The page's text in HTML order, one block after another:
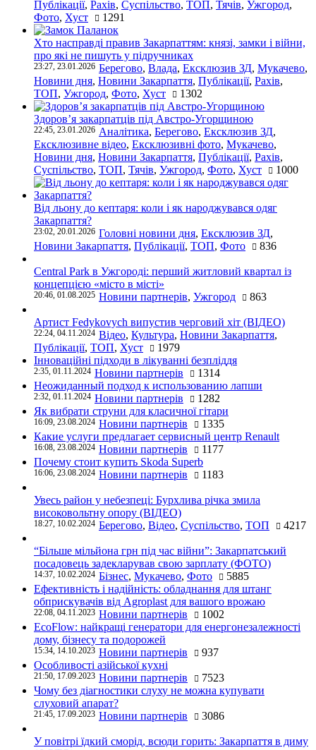
Публікації, Рахів, Суспільство, ТОП, Тячів, Ужгород,
Фото, Хуст 1291
Хто насправді правив Закарпаттям: князі, замки і війни,
про які не пишуть у підручниках
23:27, 23.01.2026 Берегово, Влада, Ексклюзив ЗД, Мукачево,
Новини дня, Новини Закарпаття, Публікації, Рахів,
ТОП, Ужгород, Фото, Хуст 1302
Здоров’я закарпатців під Австро-Угорщиною
22:45, 23.01.2026 Аналітика, Берегово, Ексклюзив ЗД,
Ексклюзивне відео, Ексклюзивні фото, Мукачево,
Новини дня, Новини Закарпаття, Публікації, Рахів,
Суспільство, ТОП, Тячів, Ужгород, Фото, Хуст 1000
Від льону до кептаря: коли і як народжувався одяг
Закарпаття?
23:02, 20.01.2026 Головні новини дня, Ексклюзив ЗД,
Новини Закарпаття, Публікації, ТОП, Фото 836
Central Park в Ужгороді: перший житловий квартал із
концепцією «місто в місті»
20:46, 01.08.2025 Новини партнерів, Ужгород 863
Артист Fedykovych випустив черговий хіт (ВІДЕО)
22:24, 04.11.2024 Відео, Культура, Новини Закарпаття,
Публікації, ТОП, Хуст
1979
Інноваційні підходи в лікуванні безпліддя
2:35, 01.11.2024 Новини партнерів
1314
Неожиданный подход к использованию лапши
2:32, 01.11.2024 Новини партнерів
1282
Як вибрати струни для класичної гітари
16:09, 23.08.2024 Новини партнерів
1335
Какие услуги предлагает сервисный центр Renault
16:08, 23.08.2024 Новини партнерів
1177
Почему стоит купить Skoda Superb
16:06, 23.08.2024 Новини партнерів 1183
Увесь район у небезпеці: Бурхлива річка змила
високовольтну опору (ВІДЕО)
18:27, 10.02.2024 Берегово, Відео, Суспільство, ТОП 4217
“Більше мільйона грн під час війни”: Закарпатський
посадовець задекларував свою зарплату (ФОТО)
14:37, 10.02.2024 Бізнес, Мукачево, Фото
5885
Ефективність і надійність: обладнання для штанг
обприскувачів від Agroplast для вашого врожаю
22:08, 04.11.2023 Новини партнерів
1002
EcoFlow: найкращі генератори для енергонезалежності
дому, бізнесу та подорожей
15:34, 14.10.2023 Новини партнерів
937
Особливості азійської кухні
21:50, 17.09.2023 Новини партнерів
7523
Чому без діагностики слуху не можна купувати
слуховий апарат?
21:45, 17.09.2023 Новини партнерів 3086
У повітрі їдкий сморід, всюди горить: Закарпаття в диму